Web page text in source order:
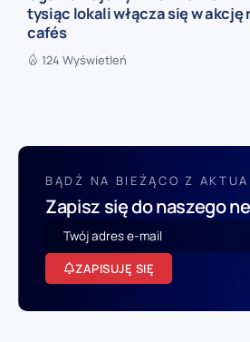
tysiąc lokali włącza się w
cafés
124 Wyświetleń
BĄDŹ NA BIEŻĄCO Z
Zapisz się do naszego
ZAPISUJĘ SIĘ